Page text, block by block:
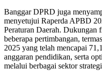
Banggar DPRD juga
menyetujui Raperda APBD
Peraturan Daerah. Dukungan
beberapa pertimbangan,
2025 yang telah mencapai
anggaran pendidikan, serta
melalui berbagai sektor